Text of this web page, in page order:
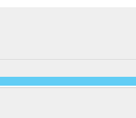
az alapja